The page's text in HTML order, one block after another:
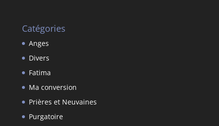
Catégories
Anges
Divers
Fatima
Ma conversion
Prières et Neuvaines
Purgatoire